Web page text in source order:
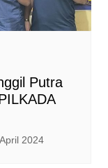
Putra
2024